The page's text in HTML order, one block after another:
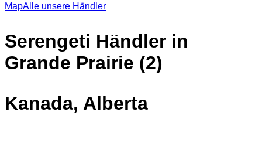
MapAlle unsere Händler
Serengeti Händler in
Grande Prairie (2)
Kanada, Alberta